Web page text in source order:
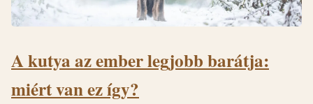
A kutya az ember legjobb barátja:
miért van ez így?